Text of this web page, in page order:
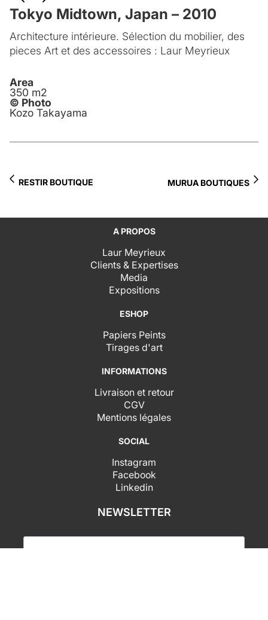
Tokyo Midtown, Japan – 2010
Architecture intérieure. Sélection du mobilier, des
pieces Art et des accessoires : Laur Meyrieux
Area
350 m2
© Photo
Kozo Takayama
RESTIR BOUTIQUE MURUA BOUTIQUES
A PROPOS
Laur Meyrieux
Clients & Expertises
Media
Expositions
ESHOP
Papiers Peints
Tirages d'art
INFORMATIONS
Livraison et retour
CGV
Mentions légales
SOCIAL
Instagram
Facebook
Linkedin
NEWSLETTER